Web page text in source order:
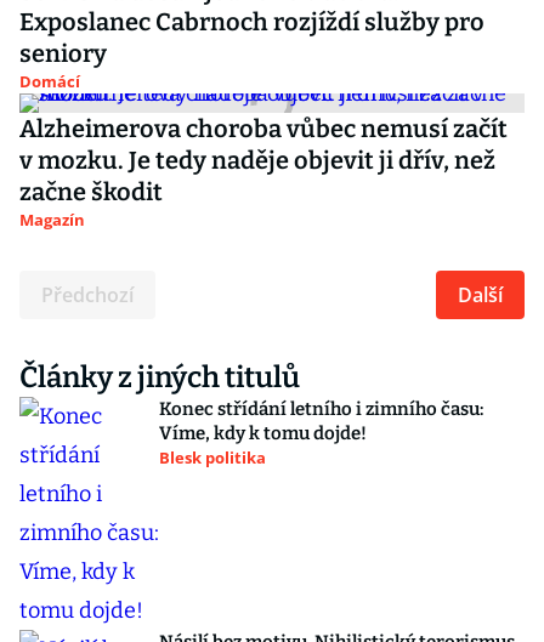
Exposlanec Cabrnoch rozjíždí služby pro
seniory
Domácí
Alzheimerova choroba vůbec nemusí začít
v mozku. Je tedy naděje objevit ji dřív, než
začne škodit
Magazín
Předchozí Další
Články z jiných titulů
Konec střídání letního i zimního času:
Víme, kdy k tomu dojde!
Blesk politika